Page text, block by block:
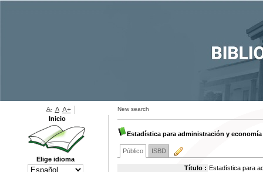
New search
Estadística para administración y economía
Público ISBD
Título : Estadística para
A- A A+
Inicio
Elige idioma